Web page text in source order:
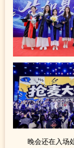
晚会还在入场